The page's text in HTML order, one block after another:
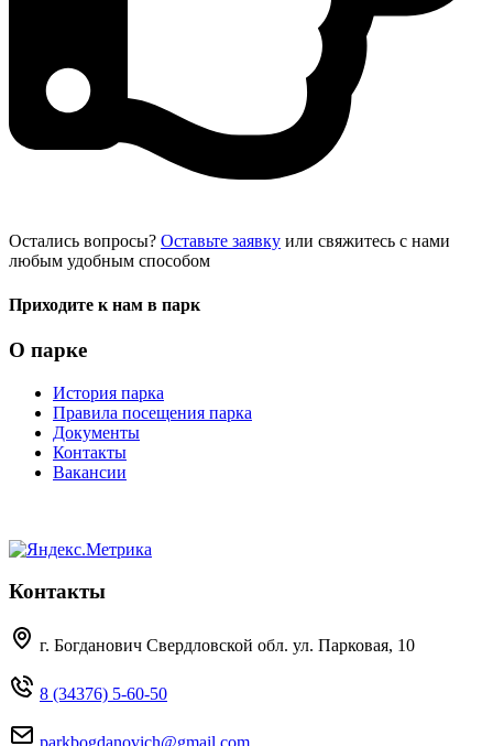
Остались вопросы? Оставьте заявку или свяжитесь с нами
любым удобным способом
Приходите к нам в парк
О парке
История парка
Правила посещения парка
Документы
Контакты
Вакансии
Контакты
г. Богданович Свердловской обл. ул. Парковая, 10
8 (34376) 5-60-50
parkbogdanovich@gmail.com